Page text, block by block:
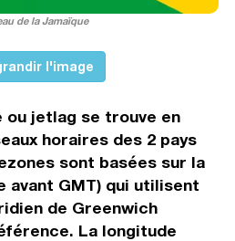
de la Jamaïque
l'image
ou jetlag se trouve en
horaires des 2 pays
sont basées sur la
avant GMT) qui utilisent
de Greenwich
La longitude